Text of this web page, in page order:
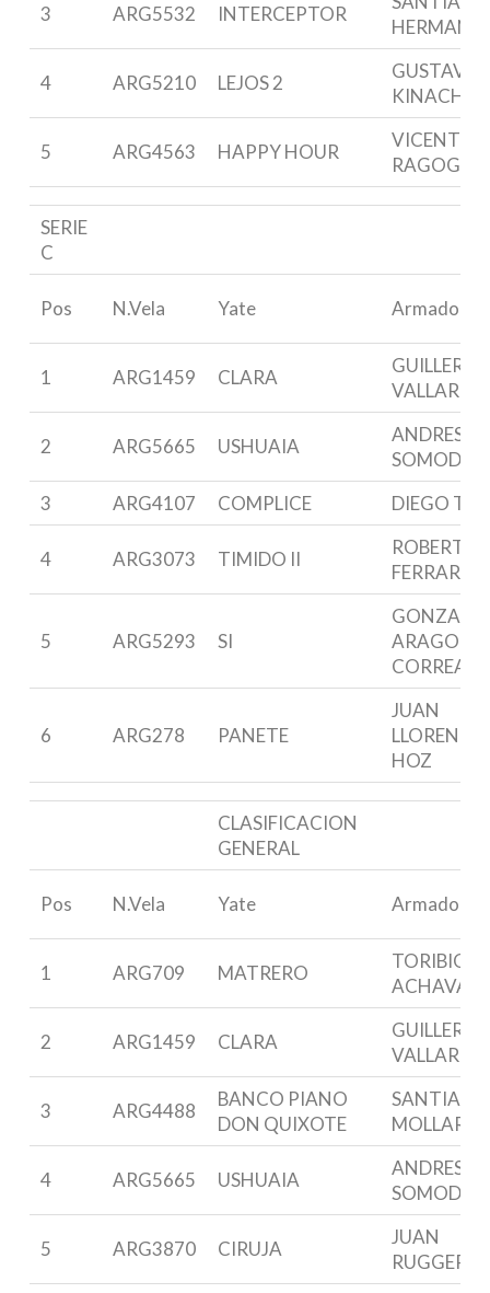
3 ARG5532 INTERCEPTOR
HERMANN
4 ARG5210 LEJOS 2
GUSTAVO
KINACH
5 ARG4563 HAPPY HOUR
VICENTE
SERIE
C
Pos N.Vela Yate Armador
1 ARG1459 CLARA
2 ARG5665 USHUAIA
ANDRES
SOMODI
3
ARG4107 COMPLICE DIEGO
4 ARG3073 TIMIDO II
ROBERTO
FERRARIO
5 ARG5293 SI
GONZALO
ARAGON
CORREA
6 ARG278 PANETE
JUAN
LLORENTE
HOZ
CLASIFICACION
GENERAL
Pos N.Vela Yate Armador
1 ARG709 MATRERO
TORIBIO
ACHAVAL
2 ARG1459 CLARA
3 ARG4488
BANCO PIANO
DON QUIXOTE
SANTIAGO
MOLLARD
4 ARG5665 USHUAIA
ANDRES
SOMODI
5 ARG3870 CIRUJA
JUAN
RUGGERO